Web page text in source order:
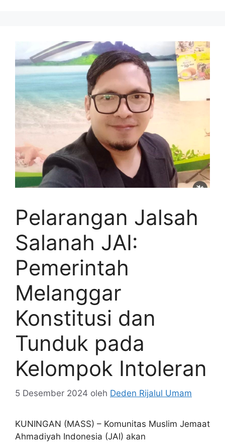
Pelarangan Jalsah
Salanah JAI:
Pemerintah
Melanggar
Konstitusi dan
Tunduk pada
Kelompok Intoleran
5 Desember 2024 oleh Deden Rijalul Umam
KUNINGAN (MASS) – Komunitas Muslim Jemaat
Ahmadiyah Indonesia (JAI) akan